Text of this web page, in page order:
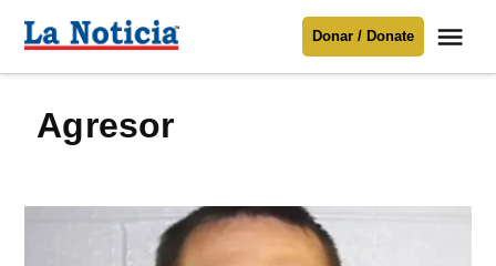
Para mantenerte informado necesitamos
contenido
Noticia
Donar / Donate
agresor